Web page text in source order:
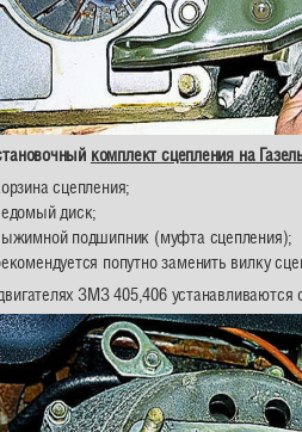
комплект сцепления на
сцепления;
диск;
подшипник (муфта сцепления);
попутно заменить вилку
ЗМЗ 405,406